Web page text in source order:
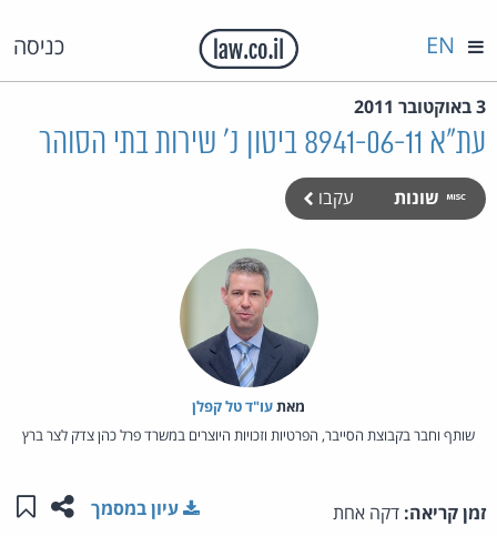
כניסה EN
3 באוקטובר 2011
עת"א 8941-06-11 ביטון נ' שירות בתי הסוהר
שונות עקבו
מאת‏עו"ד טל קפלן
שותף וחבר בקבוצת הסייבר, הפרטיות וזכויות היוצרים במשרד פרל כהן צדק לצר ברץ
זמן קריאה: דקה אחת שתפו
עיון במסמך